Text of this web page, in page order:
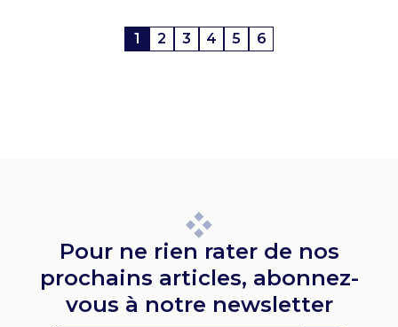
1 2 3 4 5 6
Pour ne rien rater de nos
prochains articles, abonnez-
vous à notre newsletter